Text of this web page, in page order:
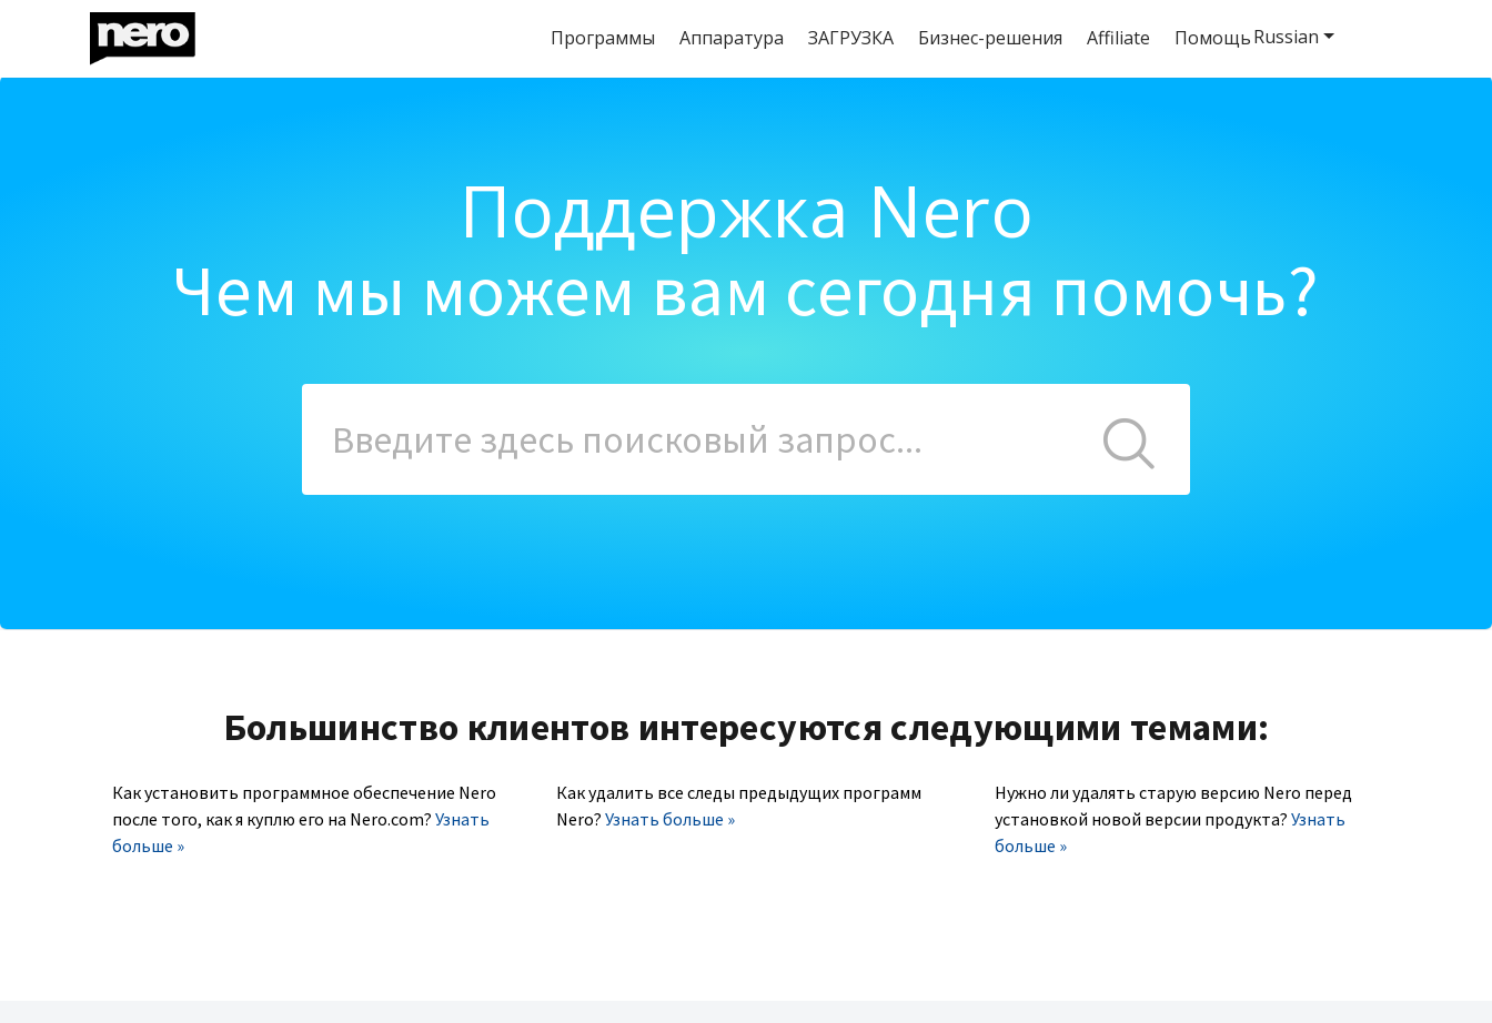
Программы Aппаратура ЗАГРУЗКА Бизнес-решения Affiliate Помощь
Поддержка Nero
Чем мы можем вам сегодня помочь?
Большинство клиентов интересуются следующими темами:
Как установить программное обеспечение Nero
после того, как я куплю его на Nero.com? Узнать
больше »
Как удалить все следы предыдущих программ
Nero? Узнать больше »
Нужно ли удалять старую версию Nero перед
установкой новой версии продукта? Узнать
больше »
Russian